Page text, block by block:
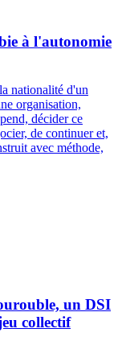
à l'autonomie
nationalité d'un
organisation,
décider ce
de continuer et,
avec méthode,
un DSI
collectif